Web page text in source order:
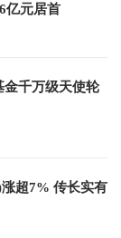
亿元居首
金千万级天使轮
超7% 传长实有